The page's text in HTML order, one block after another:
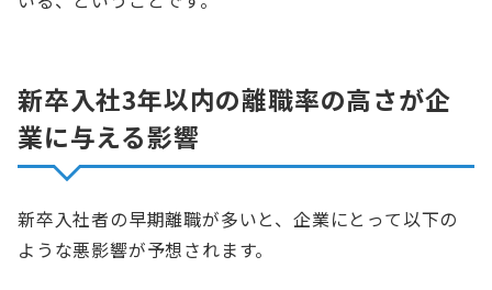
新卒入社3年以内の離職率の高さが企
業に与える影響
新卒入社者の早期離職が多いと、企業にとって以下の
ような悪影響が予想されます。